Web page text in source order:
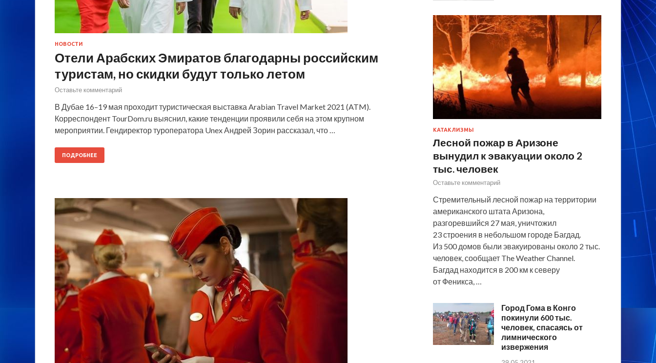
НОВОСТИ
Отели Арабских Эмиратов благодарны российским
туристам, но скидки будут только летом
Оставьте комментарий
В Дубае 16–19 мая проходит туристическая выставка Arabian Travel Market 2021 (ATM).
Корреспондент TourDom.ru выяснил, какие тенденции проявили себя на этом крупном
мероприятии. Гендиректор туроператора Unex Андрей Зорин рассказал, что …
ПОДРОБНЕЕ
КАТАКЛИЗМЫ
Лесной пожар в Аризоне
вынудил к эвакуации около 2
тыс. человек
Оставьте комментарий
Стремительный лесной пожар на территории
американского штата Аризона,
разгоревшийся 27 мая, уничтожил
23 строения в небольшом городе Багдад.
Из 500 домов были эвакуированы около 2 тыс.
человек, сообщает The Weather Channel.
Багдад находится в 200 км к северу
от Феникса, …
Город Гома в Конго
покинули 600 тыс.
человек, спасаясь от
лимнического
извержения